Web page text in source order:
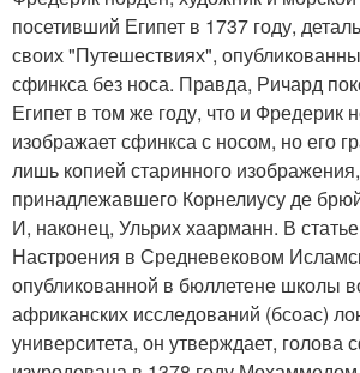
посетивший Египет в 1737 году,
своих "Путешествиях",
сфинкса без носа. Правда, Ричард
Египет в том же году, что и Фредерик
изображает сфинкса с носом, но его
лишь копией старинного изображения,
принадлежавшего Корнелиусу де
И, наконец, Ульрих хаарманн. В
Настроения в Средневековом
опубликованной в бюллетене школы
африканских исследований (бсоас)
университета, он утверждает, голова